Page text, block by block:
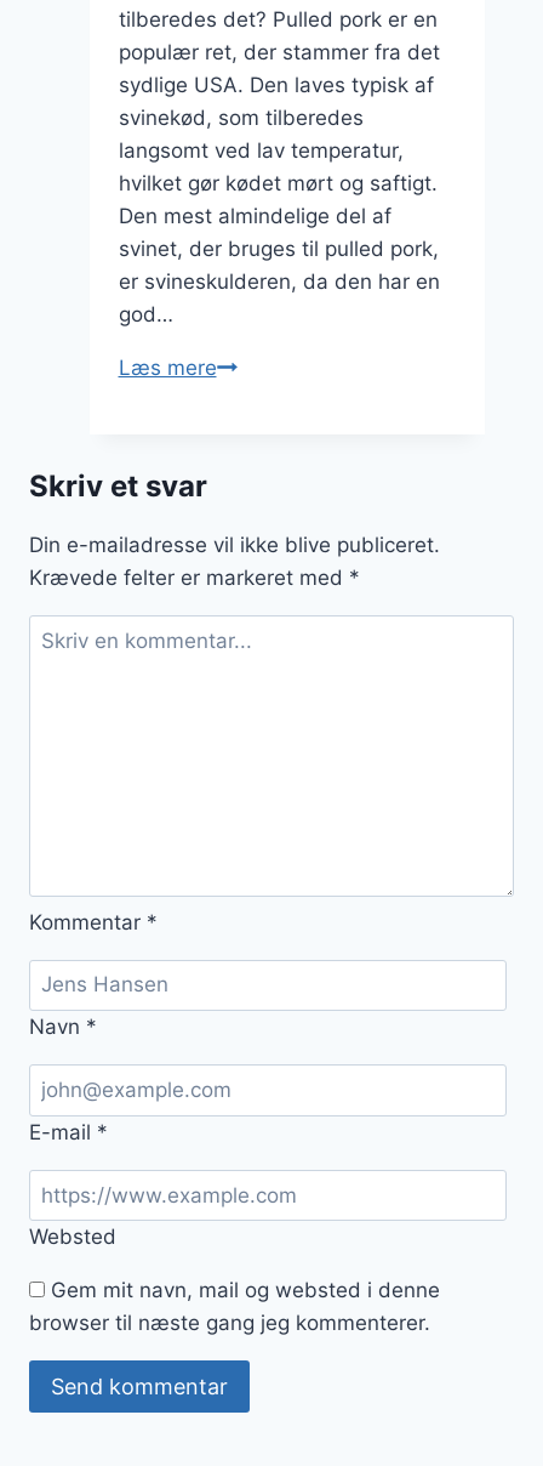
tilberedes det? Pulled pork er en
populær ret, der stammer fra det
sydlige USA. Den laves typisk af
svinekød, som tilberedes
langsomt ved lav temperatur,
hvilket gør kødet mørt og saftigt.
Den mest almindelige del af
svinet, der bruges til pulled pork,
er svineskulderen, da den har en
god…
Læs merePulled
Skriv et svar
Din e-mailadresse vil ikke blive publiceret.
Krævede felter er markeret med *
Kommentar *
Navn *
E-mail *
Websted
Gem mit navn, mail og websted i denne
browser til næste gang jeg kommenterer.